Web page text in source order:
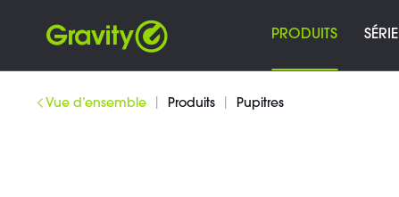
PRODUITS SÉRIE
Vue d’ensemble Produits Pupitres